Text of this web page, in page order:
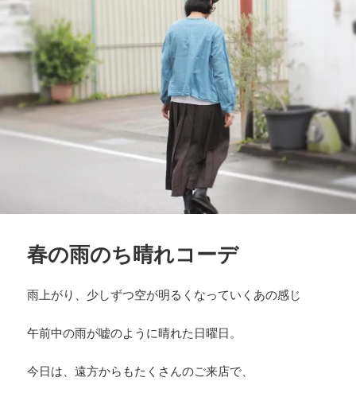
春の雨のち晴れコーデ
雨上がり、少しずつ空が明るくなっていくあの感じ
午前中の雨が嘘のように晴れた日曜日。
今日は、遠方からもたくさんのご来店で、